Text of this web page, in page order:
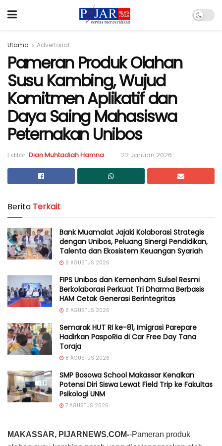
Utama Advertorial
Pameran Produk Olahan
Susu Kambing, Wujud
Komitmen Aplikatif dan
Daya Saing Mahasiswa
Peternakan Unibos
Editor: Dian Muhtadiah Hamna 22 Januari 2026
Berita Terkait
Bank Muamalat Jajaki Kolaborasi Strategis
dengan Unibos, Peluang Sinergi Pendidikan,
Talenta dan Ekosistem Keuangan Syariah
8 AGUSTUS 2026
FIPS Unibos dan Kemenham Sulsel Resmi
Berkolaborasi Perkuat Tri Dharma Berbasis
HAM Cetak Generasi Berintegritas
8 AGUSTUS 2026
Semarak HUT RI ke-81, Imigrasi Parepare
Hadirkan PaspoRia di Car Free Day Tana
Toraja
8 AGUSTUS 2026
SMP Bosowa School Makassar Kenalkan
Potensi Diri Siswa Lewat Field Trip ke Fakultas
Psikologi UNM
7 AGUSTUS 2026
MAKASSAR, PIJARNEWS.COM--Pameran produk